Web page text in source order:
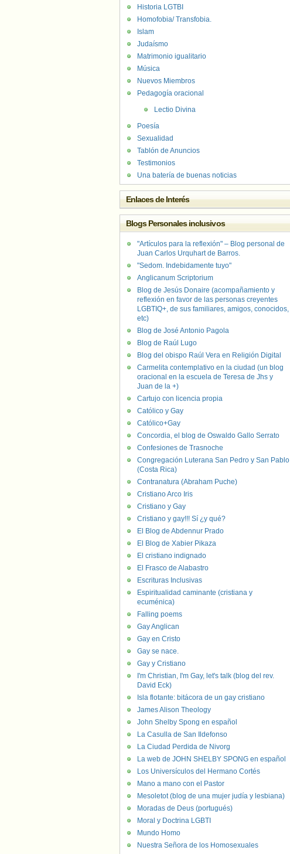
Historia LGTBI
Homofobia/ Transfobia.
Islam
Judaísmo
Matrimonio igualitario
Música
Nuevos Miembros
Pedagogía oracional
Lectio Divina
Poesía
Sexualidad
Tablón de Anuncios
Testimonios
Una batería de buenas noticias
Enlaces de Interés
Blogs Personales inclusivos
"Artículos para la reflexión" – Blog personal de
Juan Carlos Urquhart de Barros.
"Sedom. Indebidamente tuyo"
Anglicanum Scriptorium
Blog de Jesús Donaire (acompañamiento y
reflexión en favor de las personas creyentes
LGBTIQ+, de sus familiares, amigos, conocidos,
etc)
Blog de José Antonio Pagola
Blog de Raúl Lugo
Blog del obispo Raúl Vera en Religión Digital
Carmelita contemplativo en la ciudad (un blog
oracional en la escuela de Teresa de Jhs y
Juan de la +)
Cartujo con licencia propia
Católico y Gay
Católico+Gay
Concordia, el blog de Oswaldo Gallo Serrato
Confesiones de Trasnoche
Congregación Luterana San Pedro y San Pablo
(Costa Rica)
Contranatura (Abraham Puche)
Cristiano Arco Iris
Cristiano y Gay
Cristiano y gay!!! Sí ¿y qué?
El Blog de Abdennur Prado
El Blog de Xabier Pikaza
El cristiano indignado
El Frasco de Alabastro
Escrituras Inclusivas
Espiritualidad caminante (cristiana y
ecuménica)
Falling poems
Gay Anglican
Gay en Cristo
Gay se nace.
Gay y Cristiano
I'm Christian, I'm Gay, let's talk (blog del rev.
David Eck)
Isla flotante: bitácora de un gay cristiano
James Alison Theology
John Shelby Spong en español
La Casulla de San Ildefonso
La Ciudad Perdida de Nivorg
La web de JOHN SHELBY SPONG en español
Los Universículos del Hermano Cortés
Mano a mano con el Pastor
Mesoletot (blog de una mujer judía y lesbiana)
Moradas de Deus (portugués)
Moral y Doctrina LGBTI
Mundo Homo
Nuestra Señora de los Homosexuales